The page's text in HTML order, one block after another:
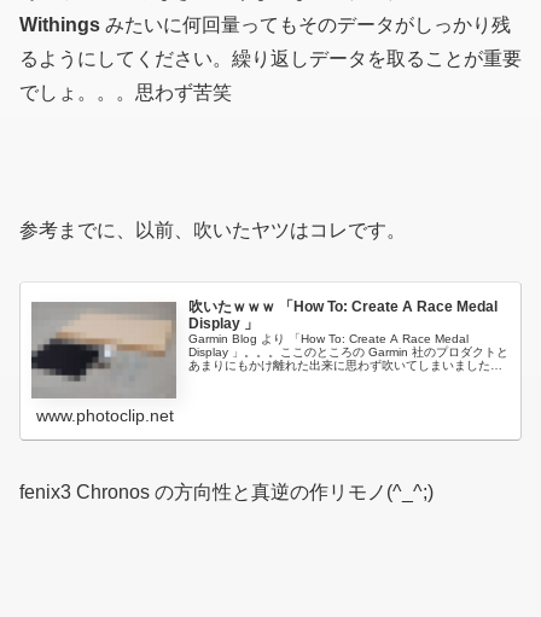
Withings みたいに何回量ってもそのデータがしっかり残
るようにしてください。繰り返しデータを取ることが重要
でしょ。。。思わず苦笑
参考までに、以前、吹いたヤツはコレです。
吹いたｗｗｗ 「How To: Create A Race Medal
Display 」
Garmin Blog より 「How To: Create A Race Medal
Display 」。。。ここのところの Garmin 社のプロダクトと
あまりにもかけ離れた出来に思わず吹いてしまいました。
www.photoclip.net
fenix3 Chronos の方向性と真逆の作リモノ(^_^;)